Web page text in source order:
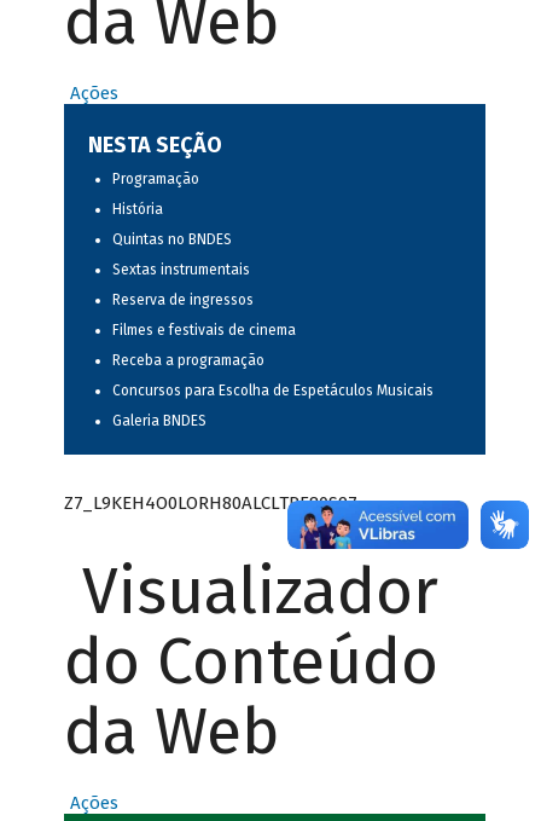
da Web
Ações
NESTA SEÇÃO
Programação
História
Quintas no BNDES
Sextas instrumentais
Reserva de ingressos
Filmes e festivais de cinema
Receba a programação
Concursos para Escolha de Espetáculos Musicais
Galeria BNDES
Z7_L9KEH4O0LORH80ALCLTPF80S97
Visualizador
do Conteúdo
da Web
Ações